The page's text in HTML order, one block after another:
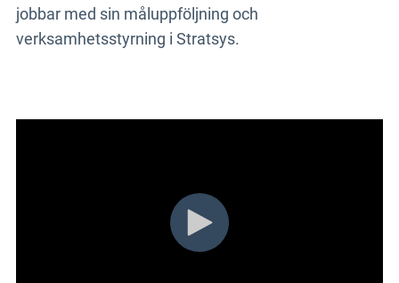
jobbar med sin måluppföljning och
verksamhetsstyrning i Stratsys.